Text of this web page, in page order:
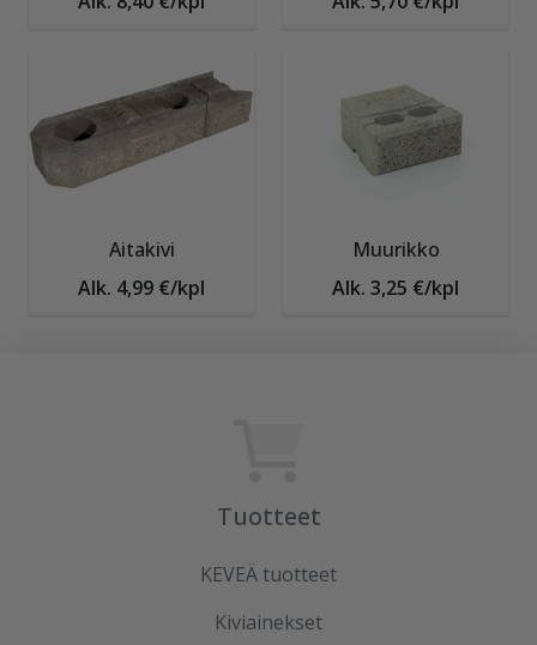
Aitakivi
Alk. 4,99 €/kpl
Muurikko
Alk. 3,25 €/kpl
Tuotteet
KEVEÄ tuotteet
Kiviainekset